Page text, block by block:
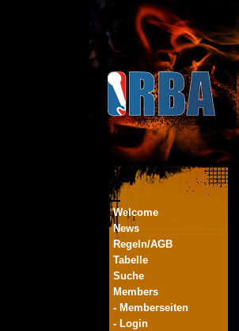
Welcome
News
Regeln/AGB
Tabelle
Suche
Members
- Memberseiten
- Login